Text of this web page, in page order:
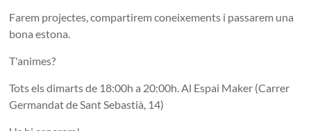
Farem projectes, compartirem coneixements i passarem una
bona estona.
T'animes?
Tots els dimarts de 18:00h a 20:00h. Al Espai Maker (Carrer
Germandat de Sant Sebastià, 14)